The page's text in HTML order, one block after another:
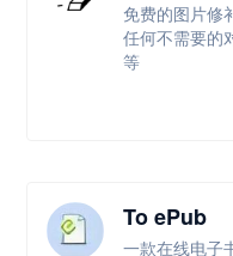
免费的图片修
任何不需要的
等
To ePub
一款在线电子